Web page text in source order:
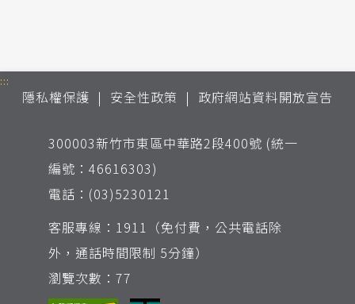
:::
隱私權保護 安全性政策 政府網站資料開放宣告
300003新竹市東區中華路2段400號 (統一
編號：46616303)
電話：(03)5230121
客服專線：1911（免付費，公共電話除
外，通話時間限制 5分鐘）
瀏覽次數：77